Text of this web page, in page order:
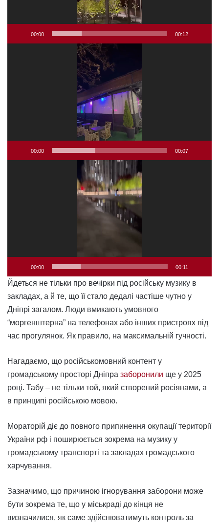
00:00 00:12
00:00 00:07
00:00 00:11
Йдеться не тільки про вечірки під російську музику в
закладах, а й те, що її стало дедалі частіше чутно у
Дніпрі загалом. Люди вмикають умовного
“моргенштерна” на телефонах або інших пристроях під
час прогулянок. Як правило, на максимальній гучності.
Нагадаємо, що російськомовний контент у
громадському просторі Дніпра заборонили ще у 2025
році. Табу – не тільки той, який створений росіянами, а
в принципі російською мовою.
Мораторій діє до повного припинення окупації території
України рф і поширюється зокрема на музику у
громадському транспорті та закладах громадського
харчування.
Зазначимо, що причиною ігнорування заборони може
бути зокрема те, що у міськраді до кінця не
визначилися, як саме здійснюватимуть контроль за